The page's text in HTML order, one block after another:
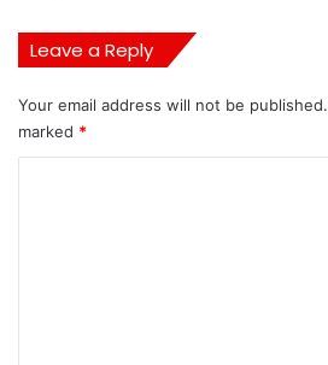
Leave a Reply
Your email address will not be published.
marked *